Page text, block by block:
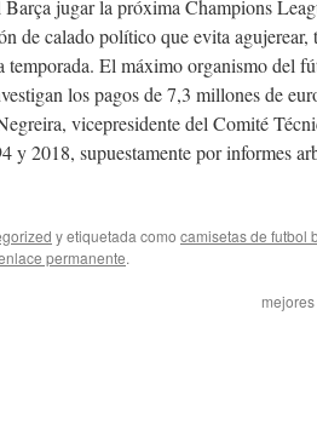
jugar la próxima Champions
de calado político que evita agujerear,
temporada. El máximo organismo del
los pagos de 7,3 millones de
vicepresidente del Comité
y 2018, supuestamente por informes
y etiquetada como camisetas de futbol
permanente.